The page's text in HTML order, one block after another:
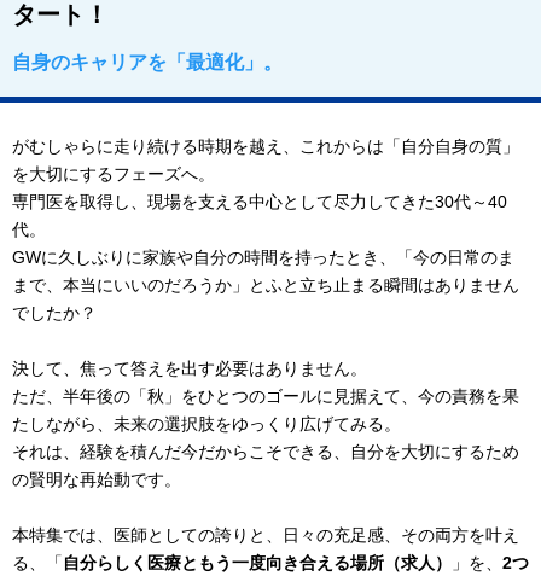
タート！
自身のキャリアを「最適化」。
がむしゃらに走り続ける時期を越え、これからは「自分自身の質」
を大切にするフェーズへ。
専門医を取得し、現場を支える中心として尽力してきた30代～40
代。
GWに久しぶりに家族や自分の時間を持ったとき、「今の日常のま
まで、本当にいいのだろうか」とふと立ち止まる瞬間はありません
でしたか？
決して、焦って答えを出す必要はありません。
ただ、半年後の「秋」をひとつのゴールに見据えて、今の責務を果
たしながら、未来の選択肢をゆっくり広げてみる。
それは、経験を積んだ今だからこそできる、自分を大切にするため
の賢明な再始動です。
本特集では、医師としての誇りと、日々の充足感、その両方を叶え
る、「 自分らしく医療ともう一度向き合える場所（求人） 」を、 2つ